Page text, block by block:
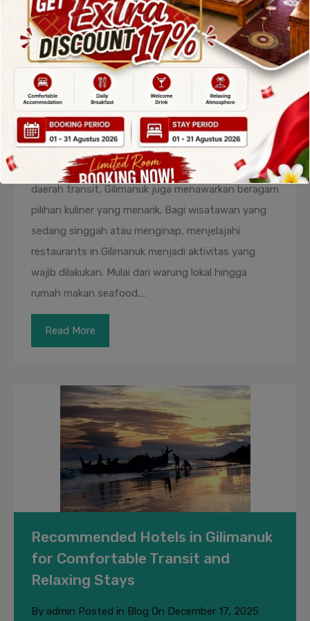
Rekomendasi Restaurants Terbaik
di Gilimanuk Bali Terbaru
Byadmin Posted in OnDecember 18, 2025
Gilimanuk merupakan kawasan penting di ujung
barat Pulau Bali yang dikenal sebagai pintu masuk
utama dari Pulau Jawa. Selain berfungsi sebagai
daerah transit, Gilimanuk juga menawarkan beragam
pilihan kuliner yang menarik. Bagi wisatawan yang
sedang singgah atau menginap, menjelajahi
restaurants in Gilimanuk menjadi aktivitas yang
wajib dilakukan. Mulai dari warung lokal hingga
rumah makan seafood,…
Read More
Recommended Hotels in Gilimanuk
for Comfortable Transit and
Relaxing Stays
By admin Posted in Blog On December 17, 2025